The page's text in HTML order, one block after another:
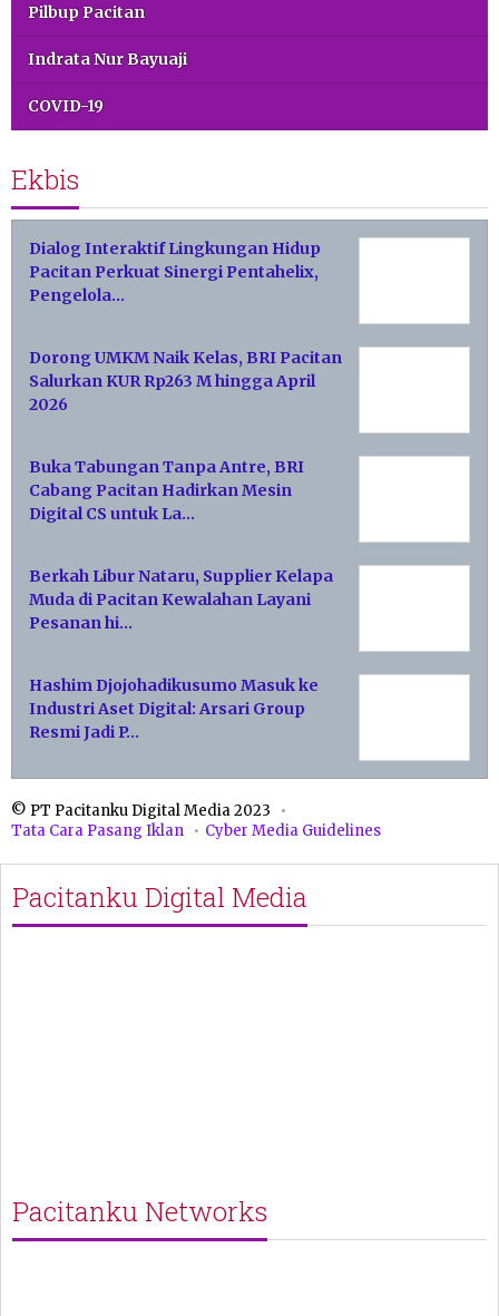
Pilbup Pacitan
Indrata Nur Bayuaji
COVID-19
Ekbis
Dialog Interaktif Lingkungan Hidup
Pacitan Perkuat Sinergi Pentahelix,
Pengelola…
Dorong UMKM Naik Kelas, BRI Pacitan
Salurkan KUR Rp263 M hingga April
2026
Buka Tabungan Tanpa Antre, BRI
Cabang Pacitan Hadirkan Mesin
Digital CS untuk La…
Berkah Libur Nataru, Supplier Kelapa
Muda di Pacitan Kewalahan Layani
Pesanan hi…
Hashim Djojohadikusumo Masuk ke
Industri Aset Digital: Arsari Group
Resmi Jadi P…
© PT Pacitanku Digital Media 2023
Tata Cara Pasang Iklan
Cyber Media Guidelines
Pacitanku Digital Media
Pacitanku Networks